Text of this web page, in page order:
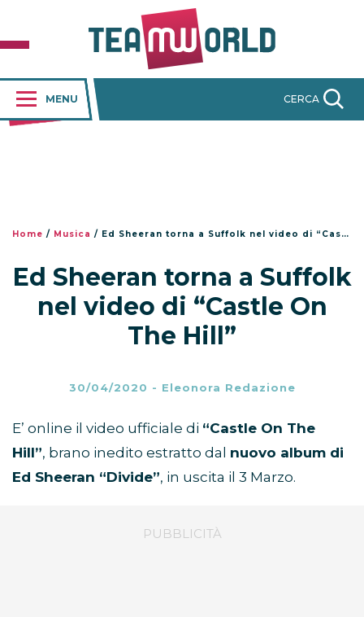
MENU CERCA
Home / Musica / Ed Sheeran torna a Suffolk nel video di “Castle On The Hill”
Ed Sheeran torna a Suffolk
nel video di “Castle On
The Hill”
30/04/2020 - Eleonora Redazione
E’ online il video ufficiale di “Castle On The
Hill”, brano inedito estratto dal nuovo album di
Ed Sheeran “Divide”, in uscita il 3 Marzo.